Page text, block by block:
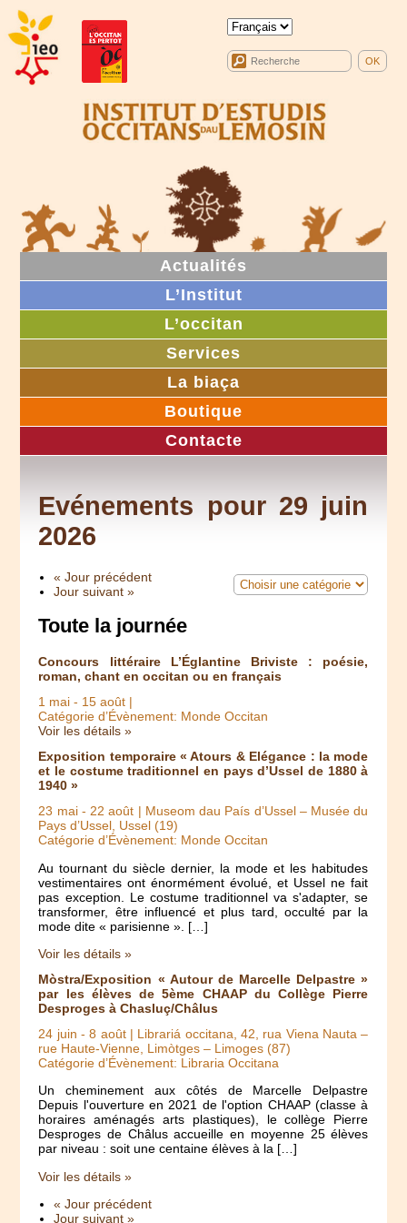
Actualités
L’Institut
L’occitan
Services
La biaça
Boutique
Contacte
Evénements pour 29 juin
2026
« Jour précédent
Jour suivant »
Toute la journée
Concours littéraire L’Églantine Briviste : poésie,
roman, chant en occitan ou en français
1 mai - 15 août |
Catégorie d’Évènement: Monde Occitan
Voir les détails »
Exposition temporaire « Atours & Elégance : la mode
et le costume traditionnel en pays d’Ussel de 1880 à
1940 »
23 mai-22 août | Museom dau País d’Ussel – Musée du
Pays d’Ussel, Ussel (19)
Catégorie d’Évènement: Monde Occitan
Au tournant du siècle dernier, la mode et les habitudes
vestimentaires ont énormément évolué, et Ussel ne fait
pas exception. Le costume traditionnel va s'adapter, se
transformer, être influencé et plus tard, occulté par la
mode dite « parisienne ». […]
Voir les détails »
Mòstra/Exposition « Autour de Marcelle Delpastre »
par les élèves de 5ème CHAAP du Collège Pierre
Desproges à Chasluç/Châlus
24 juin -8 août| Librariá occitana, 42, rua Viena Nauta –
rue Haute-Vienne, Limòtges – Limoges (87)
Catégorie d’Évènement: Libraria Occitana
Un cheminement aux côtés de Marcelle Delpastre
Depuis l'ouverture en 2021 de l'option CHAAP (classe à
horaires aménagés arts plastiques), le collège Pierre
Desproges de Châlus accueille en moyenne 25 élèves
par niveau : soit une centaine élèves à la […]
Voir les détails »
« Jour précédent
Jour suivant »